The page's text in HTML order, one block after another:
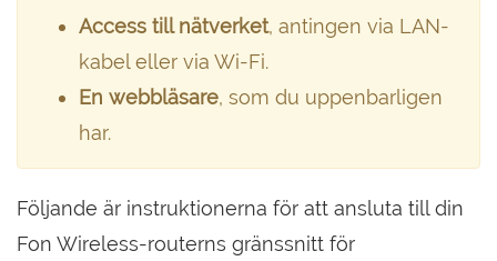
Access till nätverket, antingen via LAN-
kabel eller via Wi-Fi.
En webbläsare, som du uppenbarligen
har.
Följande är instruktionerna för att ansluta till din
Fon Wireless-routerns gränssnitt för